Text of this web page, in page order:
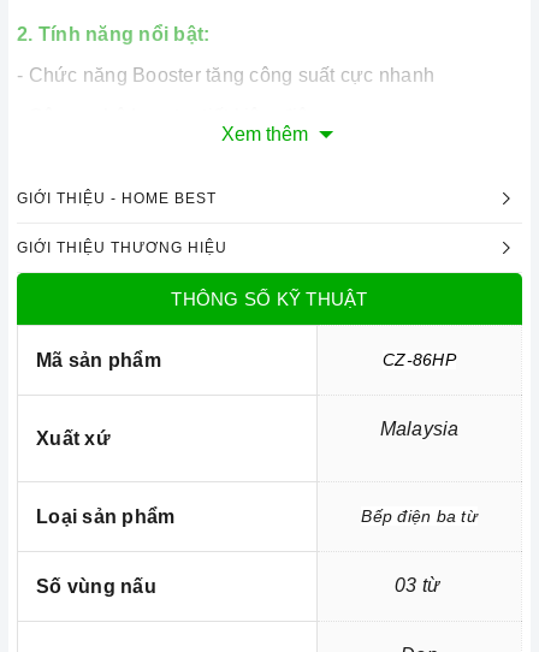
2. Tính năng nổi bật:
- Chức năng Booster tăng công suất cực nhanh
- Tính năng tạm dừng (Pause)
=> Xem thêm:Một số tính năng của bếp điện
3. Tính năng an toàn:
Xem thêm
GIỚI THIỆU - HOME BEST
GIỚI THIỆU THƯƠNG HIỆU
THÔNG SỐ KỸ THUẬT
Mã sản phẩm CZ-86HP
Xuất xứ Malaysia
Loại sản phẩm Bếp điện ba từ
Số vùng nấu 03 từ